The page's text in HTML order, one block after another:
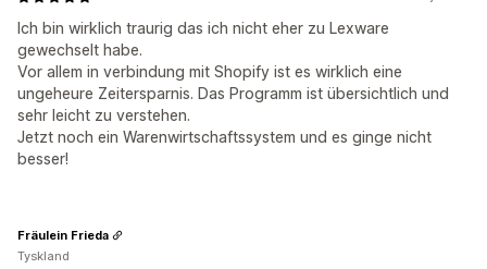
Ich bin wirklich traurig das ich nicht eher zu Lexware
gewechselt habe.
Vor allem in verbindung mit Shopify ist es wirklich eine
ungeheure Zeitersparnis. Das Programm ist übersichtlich und
sehr leicht zu verstehen.
Jetzt noch ein Warenwirtschaftssystem und es ginge nicht
besser!
Fräulein Frieda
Tyskland